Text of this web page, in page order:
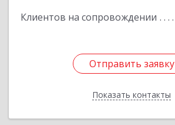
Клиентов на сопровождении
Отправить заявку
Показать контакты
Отправить заявку
Назад